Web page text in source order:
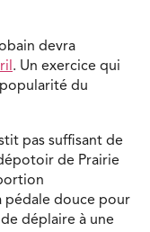
devra
. Un exercice qui
du
pas suffisant de
de Prairie
pédale douce pour
déplaire à une